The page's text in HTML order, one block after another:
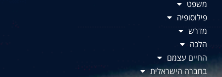
משפט
פילוסופיה
מדרש
הלכה
החיים עצמם
בחברה הישראלית